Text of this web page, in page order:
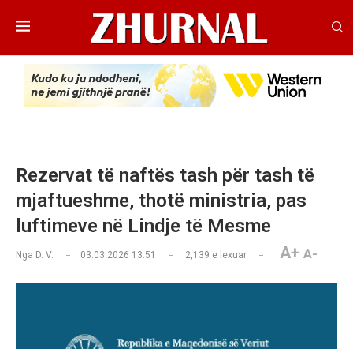
Rezervat të naftës tash për tash të
mjaftueshme, thotë ministria, pas
luftimeve në Lindje të Mesme
Nga D. V. 03.03.2026 13:51 2,139 e lexuar A+ A-